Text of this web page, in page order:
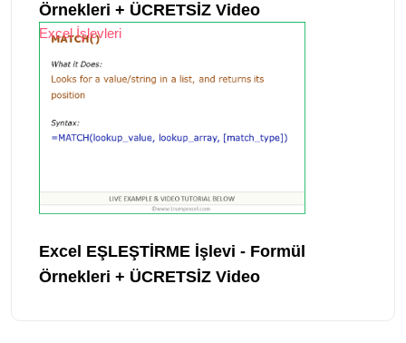
Örnekleri + ÜCRETSİZ Video
Excel İşlevleri
Excel EŞLEŞTİRME İşlevi - Formül
Örnekleri + ÜCRETSİZ Video